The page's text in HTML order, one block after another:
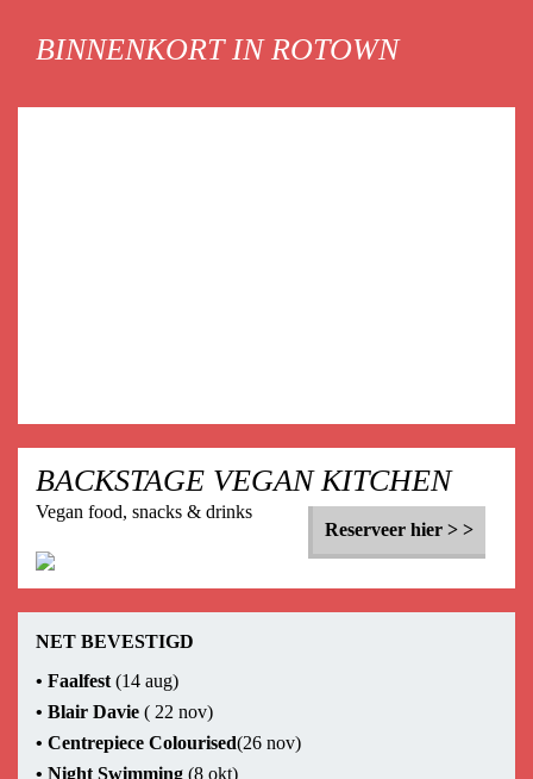
BINNENKORT IN ROTOWN
BACKSTAGE VEGAN KITCHEN
Vegan food, snacks & drinks
Reserveer hier > >
NET BEVESTIGD
• Faalfest (14 aug)
• Blair Davie ( 22 nov)
• Centrepiece Colourised(26 nov)
• Night Swimming (8 okt)